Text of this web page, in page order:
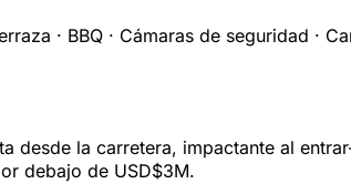
· BBQ · Cámaras de seguridad ·
desde la carretera, impactante al
debajo de USD$3M.